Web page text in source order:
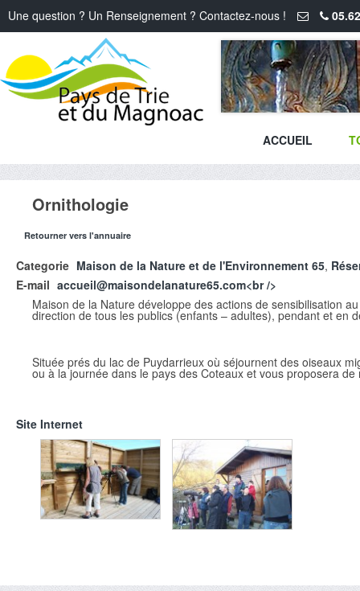
Une question ? Un Renseignement ? Contactez-nous !
ACCUEIL
Ornithologie
Retourner vers l'annuaire
Categorie Maison de la Nature et de l'Environnement 65,
E-mail accueil@maisondelanature65.com<br />
Maison de la Nature développe des actions de sensibilisation
direction de tous les publics (enfants – adultes), pendant et en
Située prés du lac de Puydarrieux où séjournent des oiseaux
ou à la journée dans le pays des Coteaux et vous proposera de
Site Internet